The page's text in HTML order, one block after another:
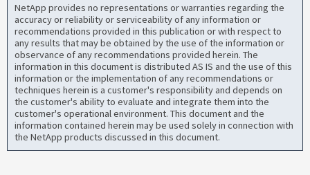
NetApp provides no representations or warranties regarding the
accuracy or reliability or serviceability of any information or
recommendations provided in this publication or with respect to
any results that may be obtained by the use of the information or
observance of any recommendations provided herein. The
information in this document is distributed AS IS and the use of this
information or the implementation of any recommendations or
techniques herein is a customer's responsibility and depends on
the customer's ability to evaluate and integrate them into the
customer's operational environment. This document and the
information contained herein may be used solely in connection with
the NetApp products discussed in this document.